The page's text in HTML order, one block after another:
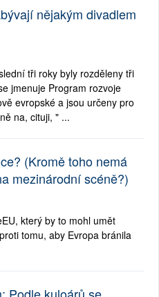
nějakým divadlem
tři roky byly rozděleny tři
jmenuje Program rozvoje
evropské a jsou určeny pro
na, cituji, " ...
(Kromě toho nemá
mezinárodní scéně?)
který by to mohl umět
tomu, aby Evropa bránila
Podle kuloárů se